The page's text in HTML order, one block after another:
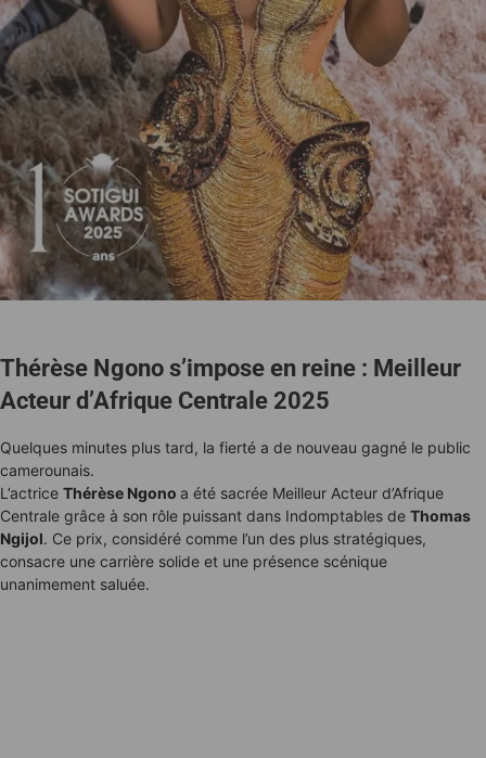
Thérèse Ngono s’impose en reine : Meilleur
Acteur d’Afrique Centrale 2025
Quelques minutes plus tard, la fierté a de nouveau gagné le public
camerounais.
L’actrice Thérèse Ngono a été sacrée Meilleur Acteur d’Afrique
Centrale grâce à son rôle puissant dans Indomptables de Thomas
Ngijol. Ce prix, considéré comme l’un des plus stratégiques,
consacre une carrière solide et une présence scénique
unanimement saluée.